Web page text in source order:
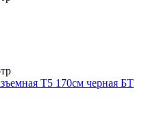
Т5 170см черная БТ